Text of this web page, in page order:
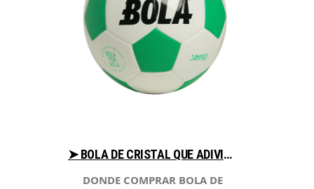
➤ BOLA DE CRISTAL QUE ADIVINA EL FUTURO COMPARA PRECIO PARA COMPRAR EN LIBRERIAESOTERICA.NET
DONDE COMPRAR BOLA DE